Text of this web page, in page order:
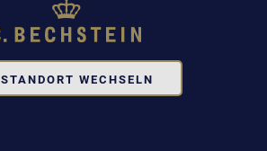
STANDORT WECHSELN